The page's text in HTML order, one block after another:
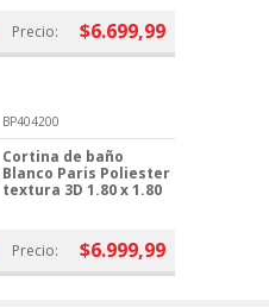
Precio: $6.699,99
BP404200
Cortina de baño
Blanco Paris Poliester
textura 3D 1.80 x 1.80
Precio: $6.999,99